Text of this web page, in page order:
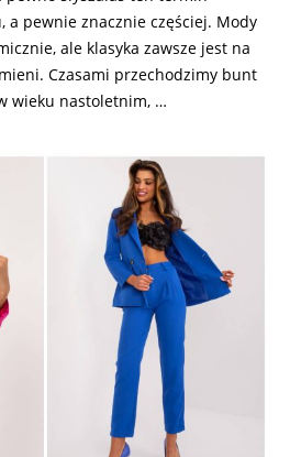
a pewnie znacznie częściej. Mody
ale klasyka zawsze jest na
Czasami przechodzimy bunt
wieku nastoletnim, …